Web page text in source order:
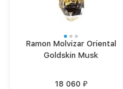
Ramon Molvizar Oriental
Goldskin Musk
18 060 ₽